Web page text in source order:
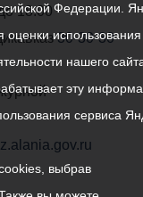
18.00
30-30-30
Федерации.
нашего
эту
сервиса
выбрав